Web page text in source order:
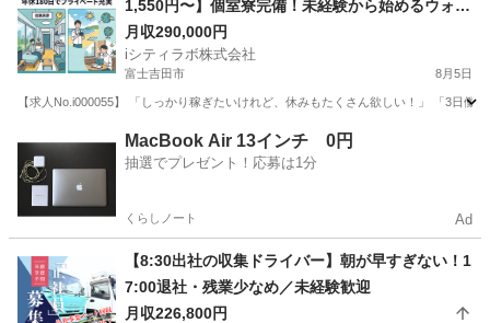
1,550円〜】個室寮完備！未経験から始めるウォー
ターサーバー用お水の製造・検査🚰
月収290,000円
iシティラボ株式会社
富士吉田市 8月5日
【求人No.i000055】 「しっかり稼ぎたいけれど、休みもたくさん欲しい！」 「3日
富士吉田市 その他 未経験
MacBook Air 13インチ 0円
抽選でプレゼント！応募は1分
くらしノート Ad
【8:30出社の収集ドライバー】朝が早すぎない！1
7:00退社・残業少なめ／未経験歓迎
月収226,800円